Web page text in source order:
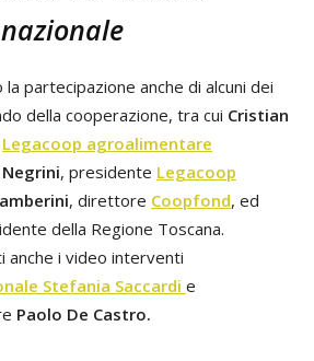
partecipazione anche di alcuni dei
della cooperazione, tra cui Cristian
Legacoop agroalimentare
, presidente Legacoop
, direttore Coopfond, ed
della Regione Toscana.
i video interventi
Stefania Saccardi e
Paolo De Castro.